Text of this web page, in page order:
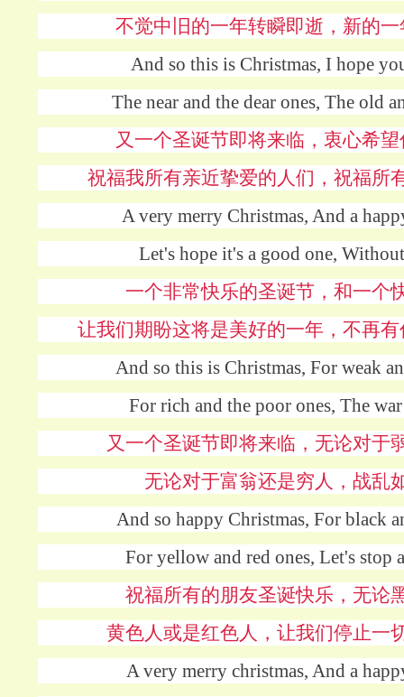
不觉中旧的一年转瞬即逝，新的
And so this is Christmas, I hope
The near and the dear ones, The old
又一个圣诞节即将来临，衷心希
祝福我所有亲近挚爱的人们，祝福所
A very merry Christmas, And a
Let's hope it's a good one,
一个非常快乐的圣诞节，和一个
让我们期盼这将是美好的一年，不再
And so this is Christmas, For weak
For rich and the poor ones, The
又一个圣诞节即将来临，无论对于
无论对于富翁还是穷人，战乱
And so happy Christmas, For black
For yellow and red ones, Let's stop
祝福所有的朋友圣诞快乐，无论
黄色人或是红色人，让我们停止一
A very merry christmas, And a